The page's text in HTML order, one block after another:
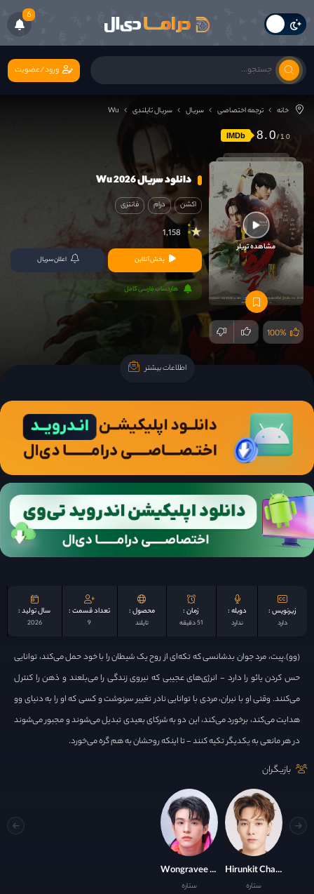
6
ورود/عضویت
خانه ترجمه اختصاصی سریال سریال تایلندی Wu
IMDb 8.0
مشاهده تریلر
100%
دانلود سریال Wu 2026
اکشن درام فانتزی
1,158
پخش آنلاین اعلان سریال
هاردساب فارسی کامل
اطلاعات بیشتر
زیرنویس :
دارد
دوبله :
ندارد
زمان :
51 دقیقه
محصول :
تایلند
تعداد قسمت :
9
سال تولید :
2026
(وو).پیت، مرد جوان بدشانسی که تکه‌ای از روح یک شیطان را با خود حمل می‌کند، توانایی
حس کردن یائو را دارد - انرژی‌های عجیبی که نیروی زندگی را می‌بلعند و ذهن را کنترل
می‌کنند. وقتی او با نیران، مردی با توانایی نادر تغییر سرنوشت و کسی که او را به دنیای وو
هدایت می‌کند، برخورد می‌کند، این دو به شرکای بعیدی تبدیل می‌شوند و مجبور می‌شوند
در هر مانعی به یکدیگر تکیه کنند - تا اینکه روحشان به هم گره می‌خورد.
بازیگران
Hirunkit Changkham
ستاره
Wongravee Nateetorn
ستاره